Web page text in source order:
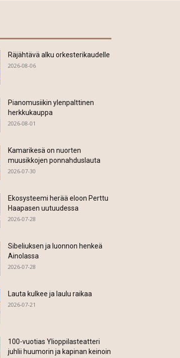
Räjähtävä alku orkesterikaudelle
2026-08-06
Pianomusiikin ylenpalttinen
herkkukauppa
2026-08-01
Kamarikesä on nuorten
muusikkojen ponnahduslauta
2026-07-30
Ekosysteemi herää eloon Perttu
Haapasen uutuudessa
2026-07-28
Sibeliuksen ja luonnon henkeä
Ainolassa
2026-07-28
Lauta kulkee ja laulu raikaa
2026-07-21
100-vuotias Ylioppilasteatteri
juhlii huumorin ja kapinan keinoin